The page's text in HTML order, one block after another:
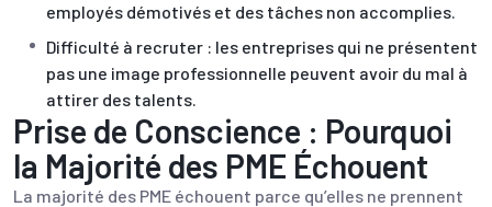
employés démotivés et des tâches non accomplies.
Difficulté à recruter : les entreprises qui ne présentent
pas une image professionnelle peuvent avoir du mal à
attirer des talents.
Prise de Conscience : Pourquoi
la Majorité des PME Échouent
La majorité des PME échouent parce qu’elles ne prennent